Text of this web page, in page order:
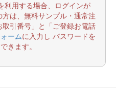
利用する場合、ログインが
は、無料サンプル・通常注
引番号」と「ご登録お電話
ームに入力し パスワードを
きます。